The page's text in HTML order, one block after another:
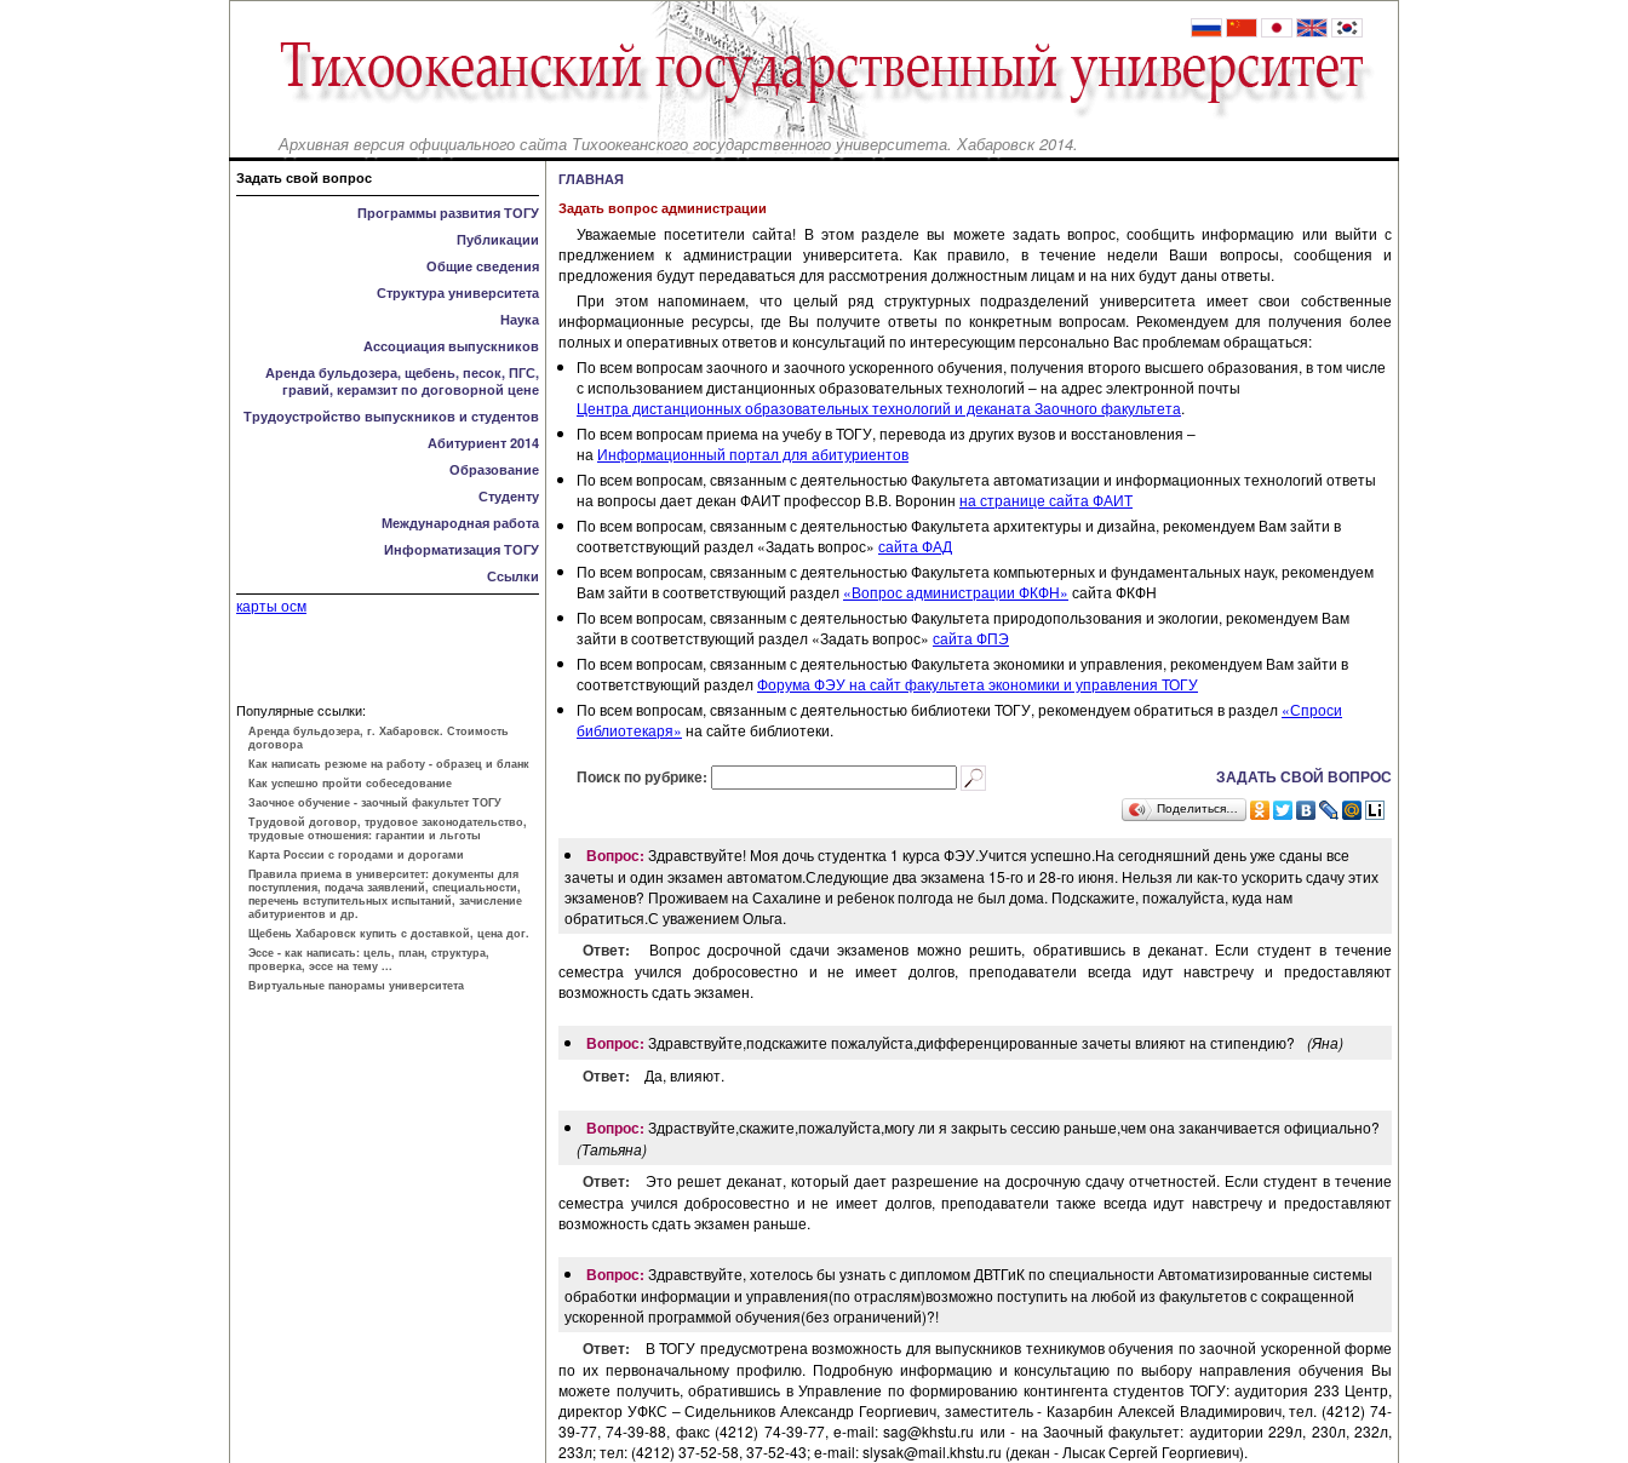
Архивная версия официального сайта Тихоокеанского государственного университета. Хабаровск 2014.
Задать свой вопрос
Программы развития ТОГУ
Публикации
Общие сведения
Структура университета
Наука
Ассоциация выпускников
Аренда бульдозера, щебень, песок, ПГС,
гравий, керамзит по договорной цене
Трудоустройство выпускников и студентов
Абитуриент 2014
Образование
Студенту
Международная работа
Информатизация ТОГУ
Ссылки
карты осм
Популярные ссылки:
Аренда бульдозера, г. Хабаровск. Стоимость
договора
Как написать резюме на работу - образец и бланк
Как успешно пройти собеседование
Заочное обучение - заочный факультет ТОГУ
Трудовой договор, трудовое законодатель­ство,
трудовые отношения: гарантии и льготы
Карта России с городами и дорогами
Правила приема в университет: документы для
поступления, подача заявлений, специальности,
перечень вступительных испытаний, зачисление
абитуриентов и др.
Щебень Хабаровск купить с доставкой, цена дог.
Эссе - как написать: цель, план, структура,
проверка, эссе на тему ...
Виртуальные панорамы университета
ГЛАВНАЯ
Задать вопрос администрации
Уважаемые посетители сайта! В этом разделе вы можете задать вопрос, сообщить информацию или выйти с
предлжением к администрации университета. Как правило, в течение недели Ваши вопросы, сообщения и
предложения будут передаваться для рассмотрения должностным лицам и на них будут даны ответы.
При этом напоминаем, что целый ряд структурных подразделений университета имеет свои собственные
информационные ресурсы, где Вы получите ответы по конкретным вопросам. Рекомендуем для получения более
полных и оперативных ответов и консультаций по интересующим персонально Вас проблемам обращаться:
По всем вопросам заочного и заочного ускоренного обучения, получения второго высшего образования, в том числе
с использованием дистанционных образовательных технологий – на адрес электронной почты
Центра дистанционных образовательных технологий и деканата Заочного факультета.
По всем вопросам приема на учебу в ТОГУ, перевода из других вузов и восстановления –
на Информационный портал для абитуриентов
По всем вопросам, связанным с деятельностью Факультета автоматизации и информационных технологий ответы
на вопросы дает декан ФАИТ профессор В.В. Воронин на странице сайта ФАИТ
По всем вопросам, связанным с деятельностью Факультета архитектуры и дизайна, рекомендуем Вам зайти в
соответствующий раздел «Задать вопрос» сайта ФАД
По всем вопросам, связанным с деятельностью Факультета компьютерных и фундаментальных наук, рекомендуем
Вам зайти в соответствующий раздел «Вопрос администрации ФКФН» сайта ФКФН
По всем вопросам, связанным с деятельностью Факультета природопользования и экологии, рекомендуем Вам
зайти в соответствующий раздел «Задать вопрос» сайта ФПЭ
По всем вопросам, связанным с деятельностью Факультета экономики и управления, рекомендуем Вам зайти в
соответствующий разделФорума ФЭУ на сайт факультета экономики и управления ТОГУ
По всем вопросам, связанным с деятельностью библиотеки ТОГУ, рекомендуем обратиться в раздел «Спроси
библиотекаря» на сайте библиотеки.
Поиск по рубрике: ЗАДАТЬ СВОЙ ВОПРОС
Поделиться…
Вопрос: Здравствуйте! Моя дочь студентка 1 курса ФЭУ.Учится успешно.На сегодняшний день уже сданы все
зачеты и один экзамен автоматом.Следующие два экзамена 15-го и 28-го июня. Нельзя ли как-то ускорить сдачу этих
экзаменов? Проживаем на Сахалине и ребенок полгода не был дома. Подскажите, пожалуйста, куда нам
обратиться.С уважением Ольга.
Ответ:
Вопрос досрочной сдачи экзаменов можно решить, обратившись в деканат. Если студент в течение
семестра учился добросовестно и не имеет долгов, преподаватели всегда идут навстречу и предоставляют
возможность сдать экзамен.
Вопрос: Здравствуйте,подскажите пожалуйста,дифференцированные зачеты влияют на стипендию? (Яна)
Ответ: Да, влияют.
Вопрос: Здраствуйте,скажите,пожалуйста,могу ли я закрыть сессию раньше,чем она заканчивается официально?
(Татьяна)
Ответ:
Это решет деканат, который дает разрешение на досрочную сдачу отчетностей. Если студент в течение
семестра учился добросовестно и не имеет долгов, преподаватели также всегда идут навстречу и предоставляют
возможность сдать экзамен раньше.
Вопрос: Здравствуйте, хотелось бы узнать с дипломом ДВТГиК по специальности Автоматизированные системы
обработки информации и управления(по отраслям)возможно поступить на любой из факультетов с сокращенной
ускоренной программой обучения(без ограничений)?!
Ответ:
В ТОГУ предусмотрена возможность для выпускников техникумов обучения по заочной ускоренной форме
по их первоначальному профилю. Подробную информацию и консультацию по выбору направления обучения Вы
можете получить, обратившись в Управление по формированию контингента студентов ТОГУ: аудитория 233 Центр,
директор УФКС – Сидельников Александр Георгиевич, заместитель - Казарбин Алексей Владимирович, тел. (4212) 74-
39-77, 74-39-88, факс (4212) 74-39-77, e-mail:sag@khstu.ru или - на Заочный факультет: аудитории 229л, 230л, 232л,
233л; тел: (4212) 37-52-58, 37-52-43; e-mail:slysak@mail.khstu.ru (декан - Лысак Сергей Георгиевич).